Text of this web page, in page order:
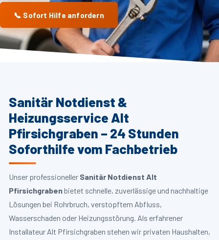
📞 Sofort Hilfe anfordern
Sanitär Notdienst &
Heizungsservice Alt
Pfirsichgraben – 24 Stunden
Soforthilfe vom Fachbetrieb
Unser professioneller Sanitär Notdienst Alt
Pfirsichgrabenbietet schnelle, zuverlässige und nachhaltige
Lösungen bei Rohrbruch, verstopftem Abfluss,
Wasserschaden oder Heizungsstörung. Als erfahrener
Installateur Alt Pfirsichgraben stehen wir privaten Haushalten,